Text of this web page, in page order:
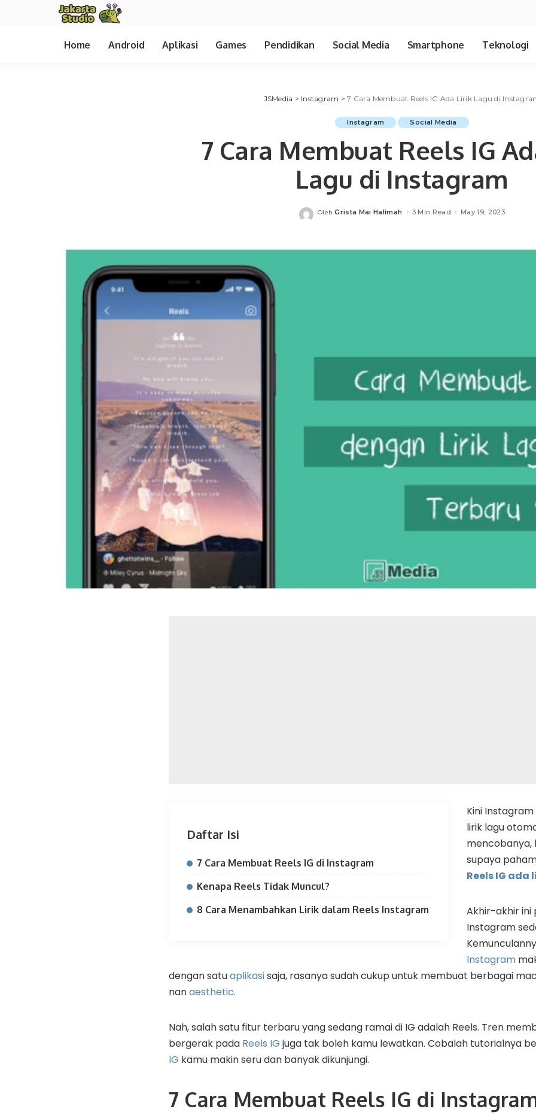
Home Android Aplikasi Games Pendidikan Social Media Smartphone Teknologi
JSMedia > Instagram >7 Cara Membuat Reels IG Ada Lirik Lagu di
Instagram Social Media
7 Cara Membuat Reels IG
Lagu di Instagram
Posted
Oleh Grista Mai Halimah 3 Min Read May 19, 2023
Daftar Isi
7 Cara Membuat Reels IG di Instagram
Kenapa Reels Tidak Muncul?
8 Cara Menambahkan Lirik dalam Reels Instagram
Kini
lirik lagu
mencobanya,
supaya
Reels IG ada
Akhir-akhir ini
Instagram
Instagram
dengan satuaplikasisaja, rasanya sudah cukup untuk membuat berbagai
nanaesthetic.
Nah, salah satu fitur terbaru yang sedang ramai di IG adalah Reels. Tren
bergerak pada Reels IG juga tak boleh kamu lewatkan. Cobalah tutorialnya
IG kamu makin seru dan banyak dikunjungi.
7 Cara Membuat Reels IG di